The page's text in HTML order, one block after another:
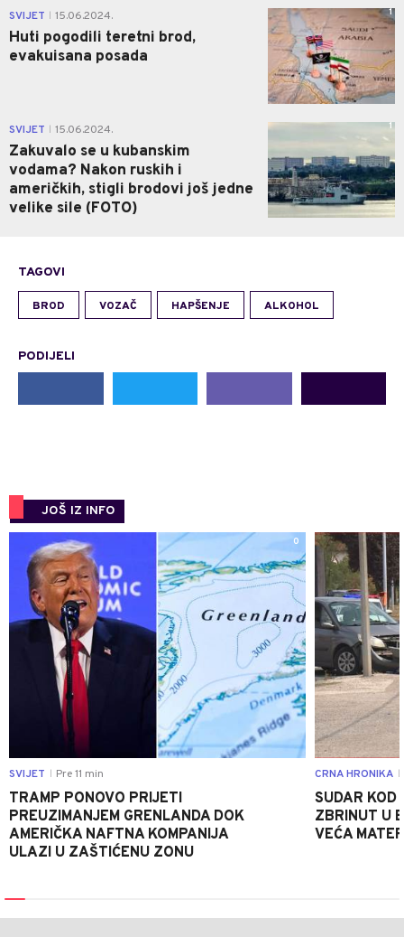
SVIJET 15.06.2024.
Huti pogodili teretni brod,
evakuisana posada
1
SVIJET 15.06.2024.
Zakuvalo se u kubanskim
vodama? Nakon ruskih i
američkih, stigli brodovi još jedne
velike sile (FOTO)
1
TAGOVI
BROD VOZAČ HAPŠENJE ALKOHOL
PODIJELI
JOŠ IZ INFO
0
SVIJET Pre 11 min
TRAMP PONOVO PRIJETI
PREUZIMANJEM GRENLANDA DOK
AMERIČKA NAFTNA KOMPANIJA
ULAZI U ZAŠTIĆENU ZONU
CRNA HRONIKA
SUDAR KOD
ZBRINUT U
VEĆA